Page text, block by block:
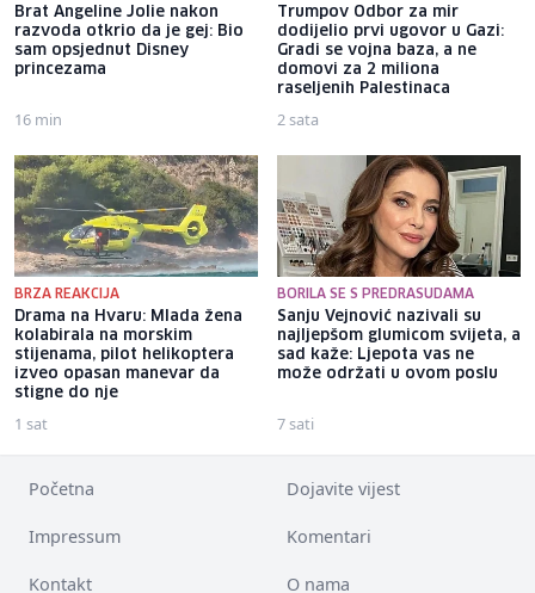
Brat Angeline Jolie nakon
razvoda otkrio da je gej: Bio
sam opsjednut Disney
princezama
16 min
Trumpov Odbor za mir
dodijelio prvi ugovor u Gazi:
Gradi se vojna baza, a ne
domovi za 2 miliona
raseljenih Palestinaca
2 sata
BRZA REAKCIJA
Drama na Hvaru: Mlada žena
kolabirala na morskim
stijenama, pilot helikoptera
izveo opasan manevar da
stigne do nje
1 sat
BORILA SE S PREDRASUDAMA
Sanju Vejnović nazivali su
najljepšom glumicom svijeta, a
sad kaže: Ljepota vas ne
može održati u ovom poslu
7 sati
Početna Dojavite vijest
Impressum Komentari
Kontakt O nama